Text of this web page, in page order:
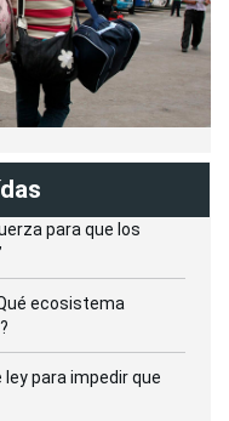
para que los
ecosistema
para impedir que